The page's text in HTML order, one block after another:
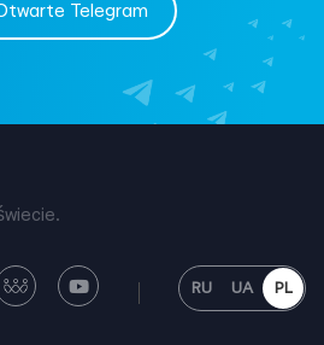
Telegram
RU UA PL